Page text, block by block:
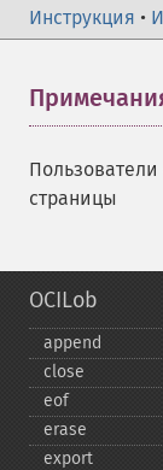
Инструкция •
страницы
OCILob
append
close
eof
erase
export